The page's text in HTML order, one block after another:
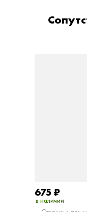
675 ₽
в наличии